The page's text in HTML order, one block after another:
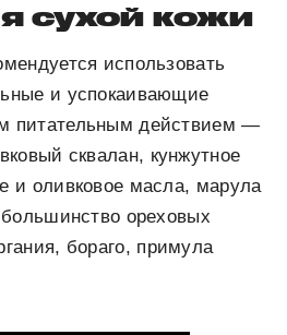
сухой кожи
использовать
и успокаивающие
питательным действием —
сквалан, кунжутное
и оливковое масла, марула
ореховых
бораго, примула